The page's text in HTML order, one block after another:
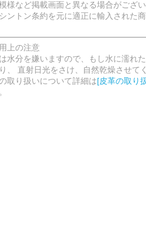
様など掲載画面と異なる場合がござ
ントン条約を元に適正に輸入された
上の注意
水分を嫌いますので、もし水に濡れ
、 直射日光をさけ、自然乾燥させて
取り扱いについて詳細は[皮革の取り